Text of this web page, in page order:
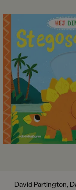
OM BOKEN
Interaktiv pekbok
dinoälskare!
Dra, snurra och
faktaboken för de
dinosaurieälskarna.
Lär känna
en buss och med
svansen! I den här
kartongboken med
du följa med din
på promenad när
mat.Läs också:Hej
TriceratopsHej
David Partington,